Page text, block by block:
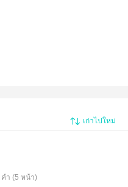
เก่าไปใหม่
คำ (5 หน้า)